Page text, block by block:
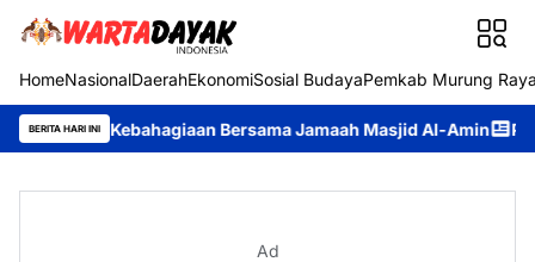
HomeNasionalDaerahEkonomiSosial BudayaPemkab Murung
BERITA HARI INIBersama Jamaah Masjid Al-Amin Pemkab Murung
Ad